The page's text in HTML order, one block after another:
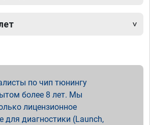
по чип тюнингу
более 8 лет. Мы
лицензионное
для диагностики (Launch,